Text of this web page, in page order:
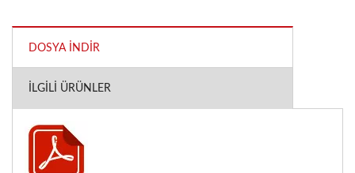
DOSYA İNDIR
İLGILI ÜRÜNLER